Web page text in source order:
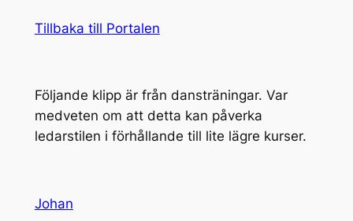
Tillbaka till Portalen
Följande klipp är från dansträningar. Var
medveten om att detta kan påverka
ledarstilen i förhållande till lite lägre kurser.
Johan